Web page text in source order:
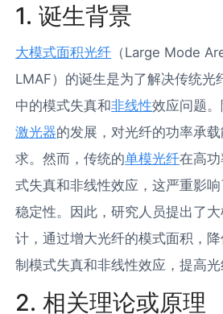
1. 诞生背景
大模式面积光纤 （Large Mode
LMAF）的诞生是为了解决传统光
中的模式失真和非线性效应问题
激光器的发展，对光纤的功率承
求。然而，传统的单模光纤在高
式失真和非线性效应，这严重影
稳定性。因此，研究人员提出了
计，通过增大光纤的模式面积，
制模式失真和非线性效应，提高光
2. 相关理论或原理